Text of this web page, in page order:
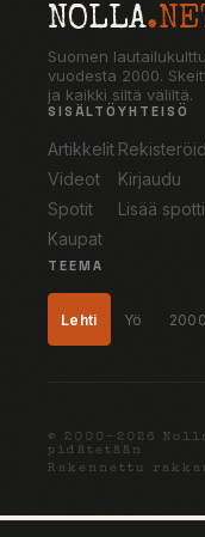
NOLLA
Suomen
vuodesta 2000.
ja kaikki siltä väliltä.
SISÄLTÖ
Artikkelit
Videot
Spotit
Kaupat
YHTEISÖ
Kirjaudu
Lisää spotti
TEEMA
Lehti Yö 2000
© 2000–2026
pidätetään
Rakennettu